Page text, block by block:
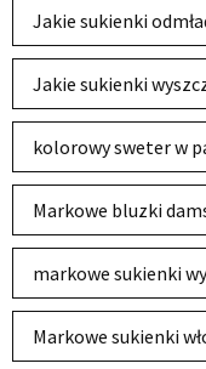
Jakie sukienki
Jakie sukienki
kolorowy sweter w
Markowe bluzki
markowe sukienki
Markowe sukienki